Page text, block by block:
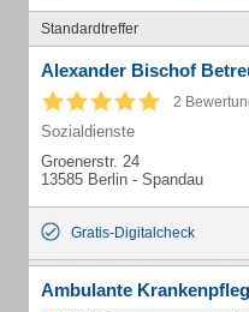
Standardtreffer
Alexander Bischof
2
Sozialdienste
Groenerstr. 24
13585 Berlin - Spandau
Gratis-Digitalcheck
Ambulante